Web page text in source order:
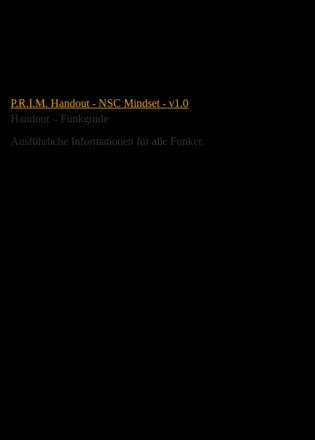
P.R.I.M. Handout - NSC Mindset - v1.0
Handout – Funkguide
Ausführliche Informationen für alle Funker.